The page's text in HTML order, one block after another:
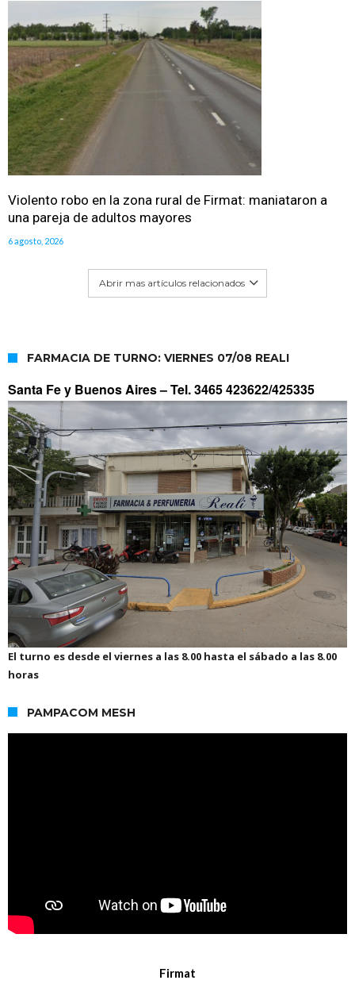
Violento robo en la zona rural de Firmat: maniataron a
una pareja de adultos mayores
6 agosto, 2026
Abrir mas artículos relacionados
FARMACIA DE TURNO: VIERNES 07/08 REALI
Santa Fe y Buenos Aires –Tel. 3465 423622/425335
El turno es desde el viernes a las 8.00 hasta el sábado a las 8.00
horas
PAMPACOM MESH
Firmat